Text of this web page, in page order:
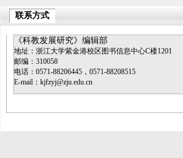
联系方式
《科教发展研究》编辑部
地址：浙江大学紫金港校区图书信息中心C楼1201
邮编：310058
电话：0571-88206445，0571-88208515
E-mail：kjfzyj@zju.edu.cn